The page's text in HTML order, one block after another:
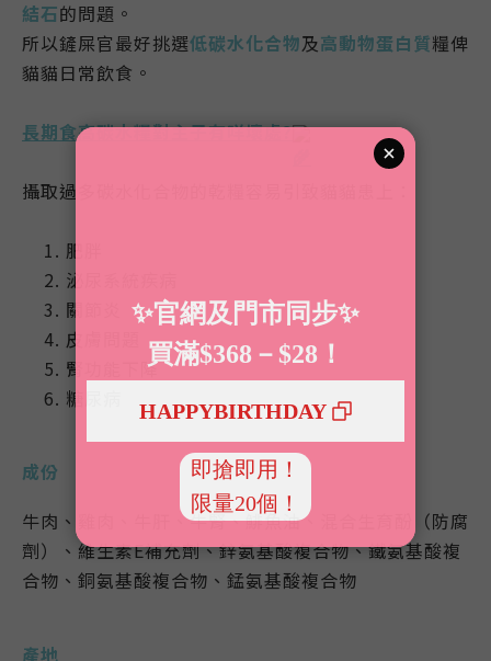
結石的問題。
所以鏟屎官最好挑選低碳水化合物及高動物蛋白質糧俾
貓貓日常飲食。
長期食高碳水糧對主子有咩壞處?
攝取過多碳水化合物的乾糧容易引致貓貓患上：
肥胖
泌尿系統疾病
關節炎
皮膚問題
腎功能下降
糖尿病
成份
牛肉、雞肉、牛肝、牛腎、鯡魚油、混合生育酚（防腐
劑）、維生素E補充劑、鋅氨基酸複合物、鐵氨基酸複
合物、銅氨基酸複合物、錳氨基酸複合物
產地